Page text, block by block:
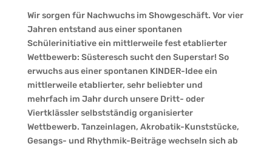
Wir sorgen für Nachwuchs im Showgeschäft. Vor vier
Jahren entstand aus einer spontanen
Schülerinitiative ein mittlerweile fest etablierter
Wettbewerb: Süsteresch sucht den Superstar! So
erwuchs aus einer spontanen KINDER-Idee ein
mittlerweile etablierter, sehr beliebter und
mehrfach im Jahr durch unsere Dritt- oder
Viertklässler selbstständig organisierter
Wettbewerb. Tanzeinlagen, Akrobatik-Kunststücke,
Gesangs- und Rhythmik-Beiträge wechseln sich ab